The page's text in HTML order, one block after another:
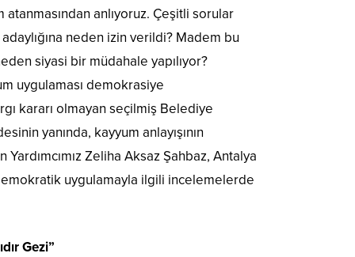
anlıyoruz. Çeşitli sorular
neden izin verildi? Madem bu
siyasi bir müdahale yapılıyor?
uygulaması demokrasiye
kararı olmayan seçilmiş Belediye
yanında, kayyum anlayışının
Zeliha Aksaz Şahbaz, Antalya
uygulamayla ilgili incelemelerde
Gezi”